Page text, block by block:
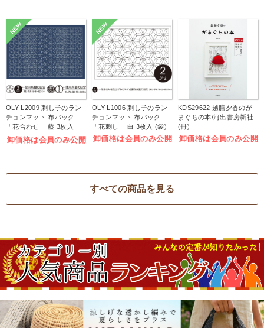
NEW
OLY-L2009 刺し子のラン
チョンマット 布パック
「花合わせ」 藍 3枚入
(袋)
卸価格は会員のみ公開
NEW
OLY-L1006 刺し子のラン
チョンマット 布パック
「花刺し」 白 3枚入 (袋)
卸価格は会員のみ公開
KDS29622 越膳夕香のが
まぐちの本/河出書房新社
(冊)
卸価格は会員のみ公開
すべての商品を見る